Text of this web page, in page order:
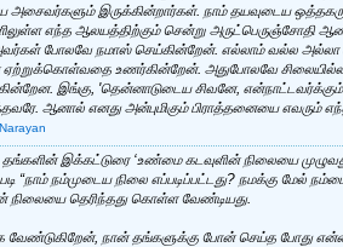
அசைவர்களும் இருக்கின்றார்கள். நாம் தயவுடைய
எந்த ஆலயத்திற்கும் சென்று
அவர்கள் போலவே நமாஸ் செய்கின்றேன். எல்லாம் வல்ல
உணர்கின்றேன். அதுபோலவே
இங்கு, 'தென்னாடுடைய சிவனே, என்நாட்டவர்க்கும்
ஆனால் எனது அன்புமிகும் பிராத்தனையை எவரும்
தங்களின் இக்கட்டுரை ‘உண்மை கடவுளின் நிலையை
“நாம் நம்முடைய நிலை எப்படிப்பட்டது? நமக்கு மேல்
நிலையை தெரிந்தது கொள்ள வேண்டியது.
நான் தங்களுக்கு போன் செய்த போது